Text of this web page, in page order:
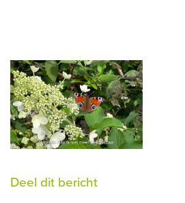
Deel dit bericht